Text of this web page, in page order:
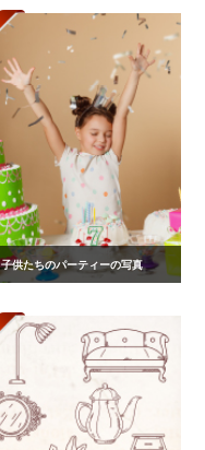
子供たちのパーティーの写真